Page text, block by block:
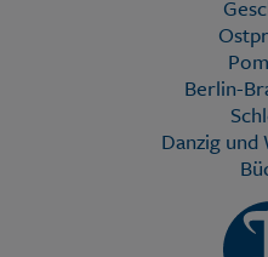
Berlin-
Danzig